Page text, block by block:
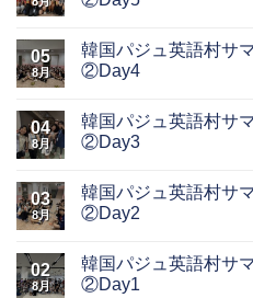
05
8月
韓国パジュ英語村サ
②Day4
04
8月
韓国パジュ英語村サ
②Day3
03
8月
韓国パジュ英語村サ
②Day2
02
8月
韓国パジュ英語村サ
②Day1